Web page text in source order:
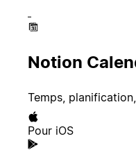
Notion
Temps,
Pour iOS